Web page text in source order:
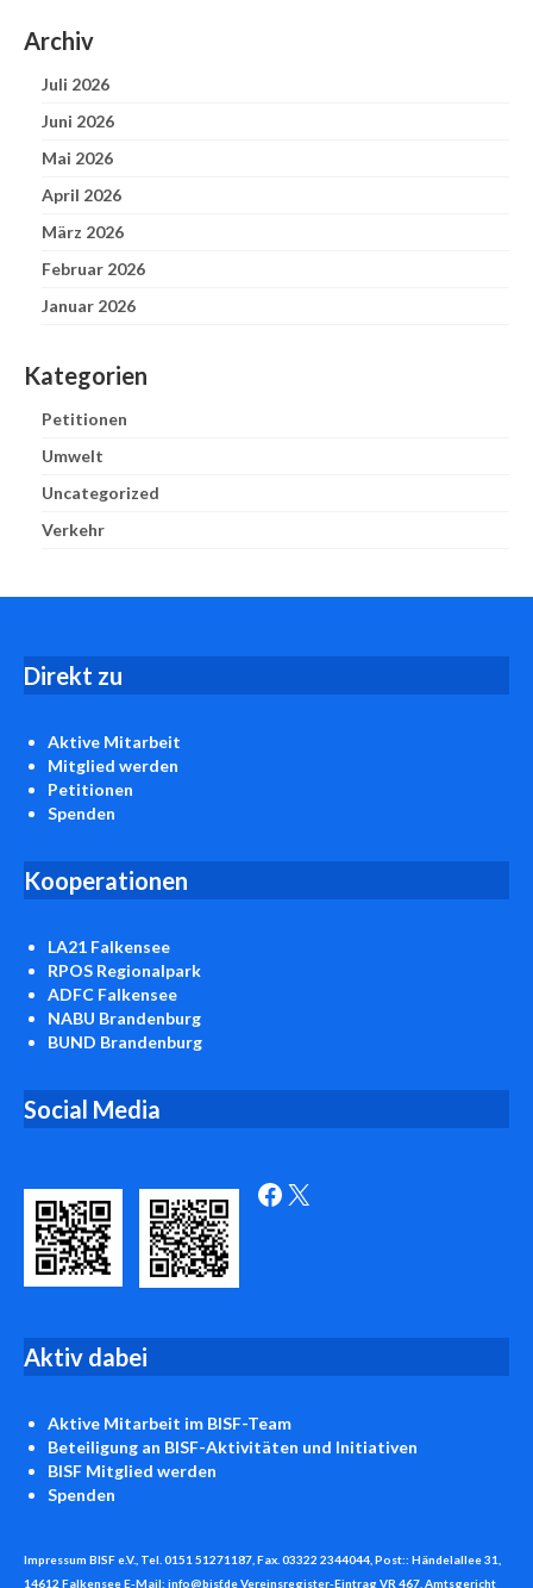
Archiv
Juli 2026
Juni 2026
Mai 2026
April 2026
März 2026
Februar 2026
Januar 2026
Kategorien
Petitionen
Umwelt
Uncategorized
Verkehr
Direkt zu
Aktive Mitarbeit
Mitglied werden
Petitionen
Spenden
Kooperationen
LA21 Falkensee
RPOS Regionalpark
ADFC Falkensee
NABU Brandenburg
BUND Brandenburg
Social Media
Facebook X
Aktiv dabei
Aktive Mitarbeit im BISF-Team
Beteiligung an BISF-Aktivitäten und Initiativen
BISF Mitglied werden
Spenden
Impressum BISF e.V., Tel. 0151 51271187, Fax. 03322 2344044, Post:: Händelallee 31,
14612 Falkensee E-Mail: info@bisf.de Vereinsregister-Eintrag VR 467, Amtsgericht